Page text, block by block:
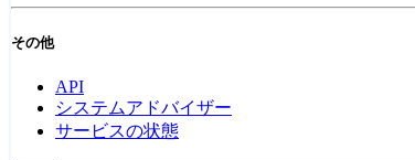
その他
API
システムアドバイザー
サービスの状態